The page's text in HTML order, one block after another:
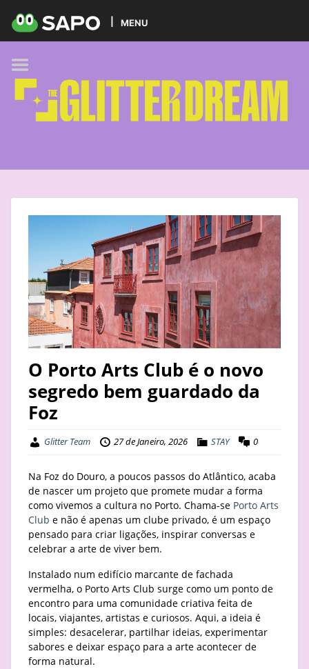
MENU
O Porto Arts Club é o novo
segredo bem guardado da
Foz
Glitter Team 27 de Janeiro, 2026 STAY 0
Na Foz do Douro, a poucos passos do Atlântico, acaba
de nascer um projeto que promete mudar a forma
como vivemos a cultura no Porto. Chama-se Porto Arts
Club e não é apenas um clube privado, é um espaço
pensado para criar ligações, inspirar conversas e
celebrar a arte de viver bem.
Instalado num edifício marcante de fachada
vermelha, o Porto Arts Club surge como um ponto de
encontro para uma comunidade criativa feita de
locais, viajantes, artistas e curiosos. Aqui, a ideia é
simples: desacelerar, partilhar ideias, experimentar
sabores e deixar espaço para a arte acontecer de
forma natural.
HOME
PODCAST
GLITTER BRANDS
KIDS
TREND
PETS
MUSIC
STAY
BUSINESS
ABOUT